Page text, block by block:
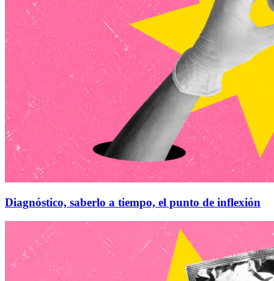
Diagnóstico, saberlo a tiempo, el punto de inflexión